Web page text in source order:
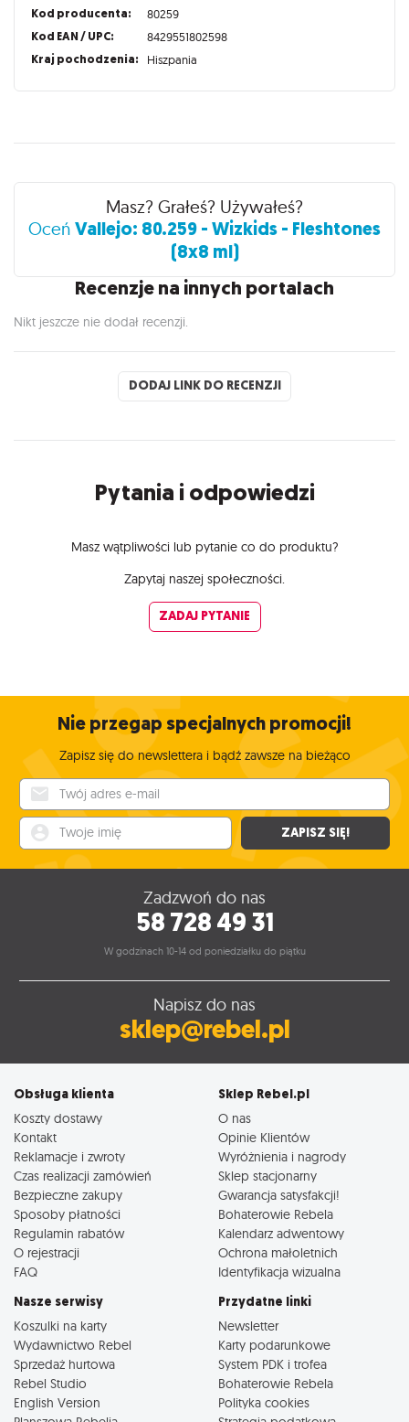
Kod producenta: 80259
Kod EAN / UPC: 8429551802598
Kraj pochodzenia: Hiszpania
Recenzje
Masz? Grałeś? Używałeś?
Oceń Vallejo: 80.259 - Wizkids - Fleshtones
(8x8 ml)
Recenzje na innych portalach
Nikt jeszcze nie dodał recenzji.
DODAJ LINK DO RECENZJI
Pytania i odpowiedzi
Masz wątpliwości lub pytanie co do produktu?
Zapytaj naszej społeczności.
ZADAJ PYTANIE
Nie przegap specjalnych promocji!
Zapisz się do newslettera i bądź zawsze na bieżąco
ZAPISZ SIĘ!
Zadzwoń do nas
58 728 49 31
W godzinach 10-14 od poniedziałku do piątku
Napisz do nas
sklep@rebel.pl
Obsługa klienta
Koszty dostawy
Kontakt
Reklamacje i zwroty
Czas realizacji zamówień
Bezpieczne zakupy
Sposoby płatności
Regulamin rabatów
O rejestracji
FAQ
Sklep Rebel.pl
O nas
Opinie Klientów
Wyróżnienia i nagrody
Sklep stacjonarny
Gwarancja satysfakcji!
Bohaterowie Rebela
Kalendarz adwentowy
Ochrona małoletnich
Identyfikacja wizualna
Nasze serwisy
Koszulki na karty
Wydawnictwo Rebel
Sprzedaż hurtowa
Rebel Studio
English Version
Przydatne linki
Newsletter
Karty podarunkowe
System PDK i trofea
Bohaterowie Rebela
Polityka cookies